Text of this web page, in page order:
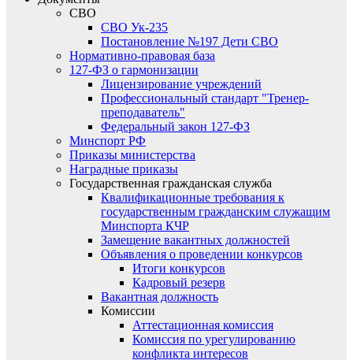
СВО
СВО Ук-235
Постановление №197 Дети СВО
Нормативно-правовая база
127-ФЗ о гармонизации
Лицензирование учреждений
Профессиональный стандарт "Тренер-
преподаватель"
Федеральный закон 127-ФЗ
Минспорт РФ
Приказы министерства
Наградные приказы
Государственная гражданская служба
Квалификационные требования к
государственным гражданским служащим
Минспорта КЧР
Замещение вакантных должностей
Объявления о проведении конкурсов
Итоги конкурсов
Кадровый резерв
Вакантная должность
Комиссии
Аттестационная комиссия
Комиссия по урегулированию
конфликта интересов